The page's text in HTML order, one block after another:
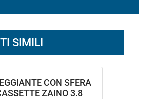
SIMILI
CON SFERA
ZAINO 3.8